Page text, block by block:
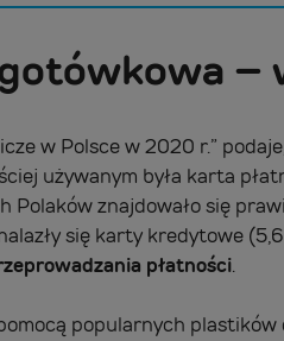
–
w Polsce w 2020 r.”
używanym była karta
znajdowało się
się karty kredytowe
płatności.
popularnych